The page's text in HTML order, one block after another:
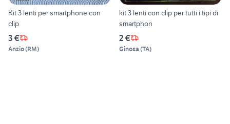
Kit 3 lenti per smartphone con
clip
3 €
Anzio(RM)
kit 3 lenti con clip per tutti i tipi di
smartphon
2 €
Ginosa (TA)